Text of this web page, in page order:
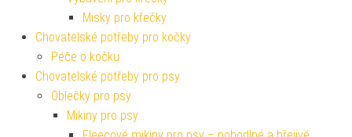
Misky pro křečky
Chovatelské potřeby pro kočky
Péče o kočku
Chovatelské potřeby pro psy
Oblečky pro psy
Mikiny pro psy